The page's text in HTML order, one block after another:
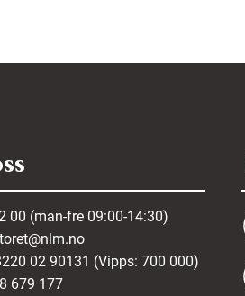
00 (man-fre 09:00-14:30)
02 90131 (Vipps: 700 000)
679 177